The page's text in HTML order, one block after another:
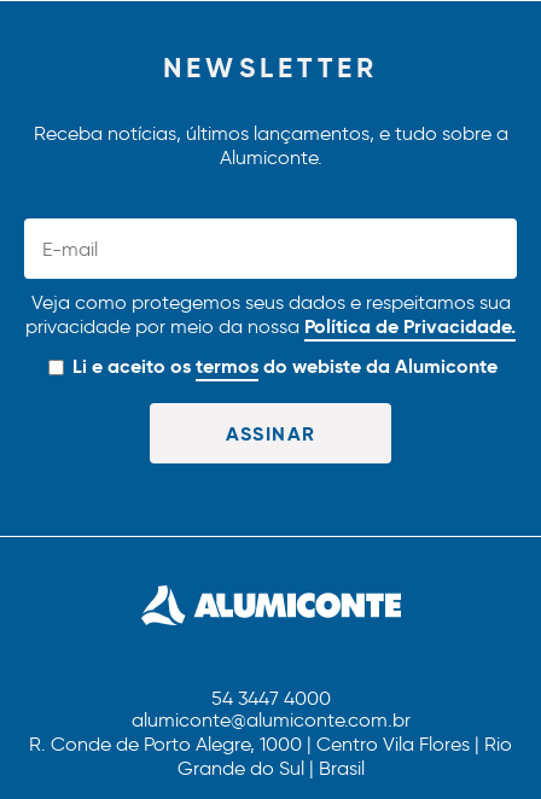
NEWSLETTER
Receba notícias, últimos lançamentos, e tudo sobre a
Alumiconte.
Veja como protegemos seus dados e respeitamos sua
privacidade por meio da nossa Política de Privacidade.
Li e aceito ostermosdo webiste da Alumiconte
54 3447 4000
alumiconte@alumiconte.com.br
R. Conde de Porto Alegre, 1000 | Centro Vila Flores | Rio
Grande do Sul | Brasil